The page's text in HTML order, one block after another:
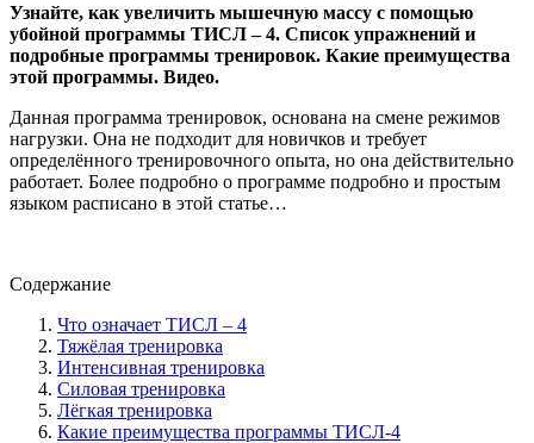
Узнайте, как увеличить мышечную массу с помощью
убойной программы ТИСЛ – 4. Список упражнений и
подробные программы тренировок. Какие преимущества
этой программы. Видео.
Данная программа тренировок, основана на смене режимов
нагрузки. Она не подходит для новичков и требует
определённого тренировочного опыта, но она действительно
работает. Более подробно о программе подробно и простым
языком расписано в этой статье…
Содержание
Что означает ТИСЛ – 4
Тяжёлая тренировка
Интенсивная тренировка
Силовая тренировка
Лёгкая тренировка
Какие преимущества программы ТИСЛ-4